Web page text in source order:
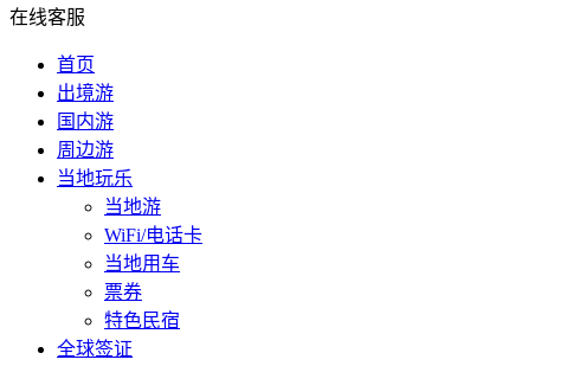
在线客服
首页
出境游
国内游
周边游
当地玩乐
当地游
WiFi/电话卡
当地用车
票券
特色民宿
全球签证